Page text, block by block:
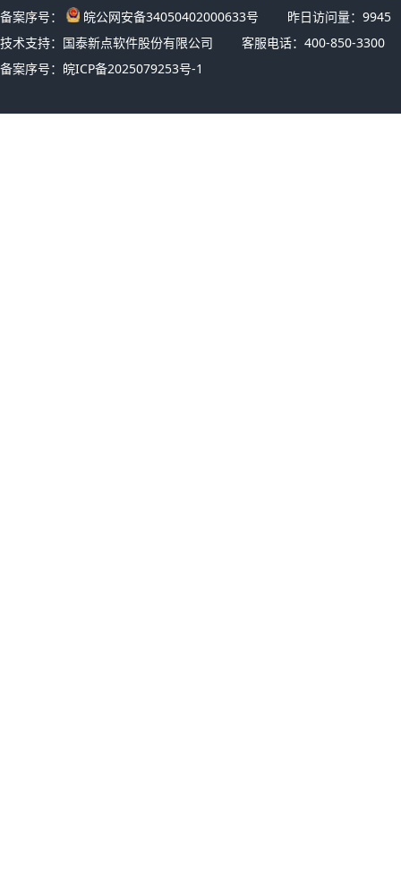
备案序号：
皖公网安备34050402000633号 昨日访问量： 9945
技术支持：国泰新点软件股份有限公司
客服电话：400-850-3300
备案序号： 皖ICP备2025079253号-1